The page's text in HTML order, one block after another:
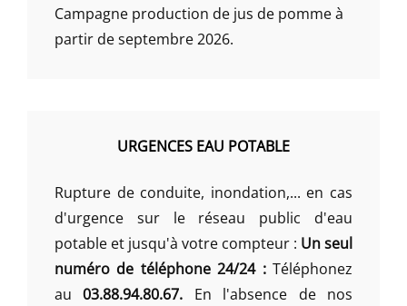
Campagne production de jus de pomme à
partir de septembre 2026.
URGENCES EAU POTABLE
Rupture de conduite, inondation,... en cas
d'urgence sur le réseau public d'eau
potable et jusqu'à votre compteur : Un seul
numéro de téléphone 24/24 :Téléphonez
au03.88.94.80.67. En l'absence de nos